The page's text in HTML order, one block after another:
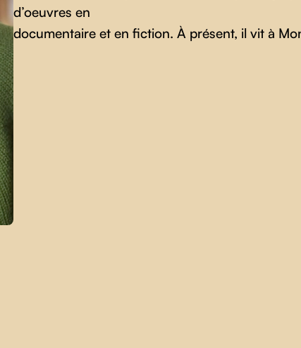
d’oeuvres en
documentaire et en fiction. À présent, il vit à